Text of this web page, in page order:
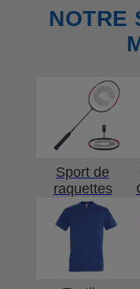
NOTRE
Sport de
raquettes